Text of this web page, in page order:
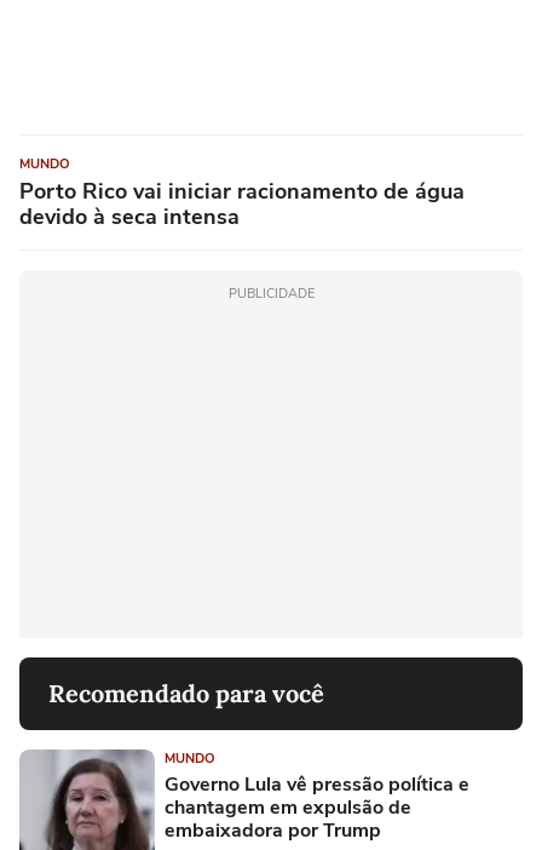
MUNDO
Porto Rico vai iniciar racionamento de água
devido à seca intensa
PUBLICIDADE
Recomendado para você
MUNDO
Governo Lula vê pressão política e
chantagem em expulsão de
embaixadora por Trump